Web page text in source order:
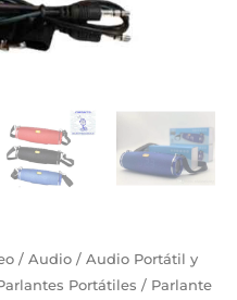
/ Audio / Audio Portátil y
Portátiles / Parlante